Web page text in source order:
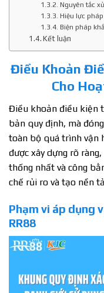
Nguyên tắc
Hiệu lực pháp
Biện pháp
Kết luận
Điều Khoản
Cho
Điều khoản điều kiện
bản quy định, mà
toàn bộ quá trình vận
được xây dựng rõ
thống nhất và công
chế rủi ro và tạo nền
Phạm vi áp dụng
RR88